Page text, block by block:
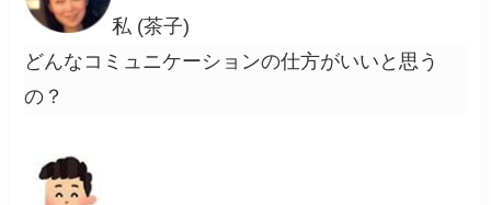
私 (茶子)
どんなコミュニケーションの仕方がいいと思う
の？